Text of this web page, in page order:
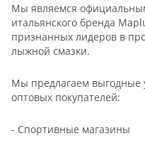
Мы являемся
итальянского бренда
признанных лидеров в
лыжной смазки.
Мы предлагаем выгодные
оптовых покупателей:
- Спортивные магазины